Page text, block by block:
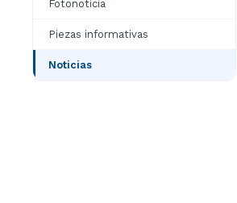
Fotonoticia
Piezas informativas
Noticias